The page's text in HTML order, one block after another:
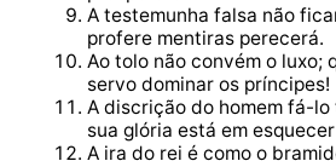
A testemunha falsa não
profere mentiras perecerá.
Ao tolo não convém o luxo;
servo dominar os príncipes!
A discrição do homem fá-
sua glória está em
A ira do rei é como o